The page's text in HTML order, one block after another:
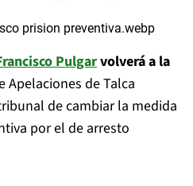
Pulgarvolverá a la
Apelaciones de Talca
de cambiar la medida
por el de arresto